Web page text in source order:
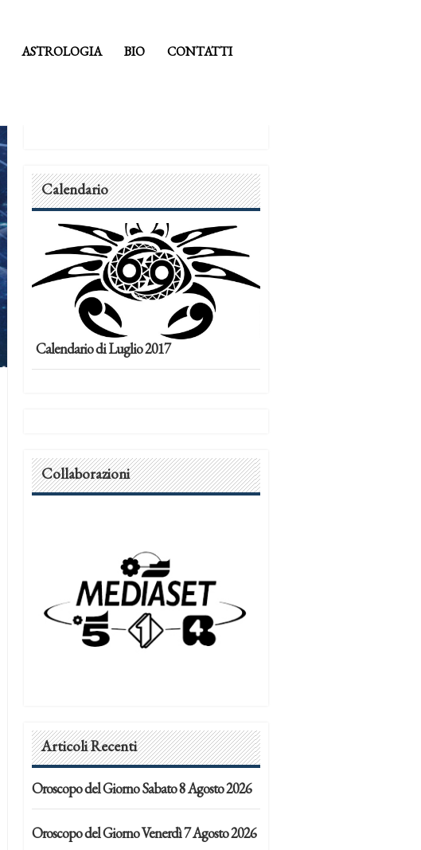
ASTROLOGIA BIO CONTATTI
Calendario
Calendario di Luglio 2017
Collaborazioni
Articoli Recenti
Oroscopo del Giorno Sabato 8 Agosto 2026
Oroscopo del Giorno Venerdì 7 Agosto 2026